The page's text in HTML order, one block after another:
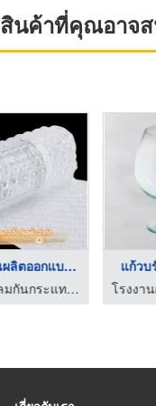
สินค้าที่คุณอาจส
โรงงานผลิตออกแบบถุงล ...
ผลิตถุงลมกันกระแทก พลาสติกกันกระแทกแบบเป่าลม Air Bubble
แก้วบ